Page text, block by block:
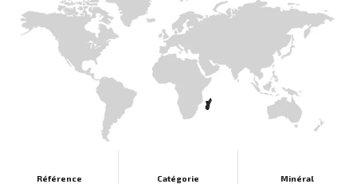
Référence Catégorie Minéral